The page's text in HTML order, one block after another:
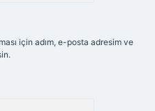
için adım, e-posta adresim ve